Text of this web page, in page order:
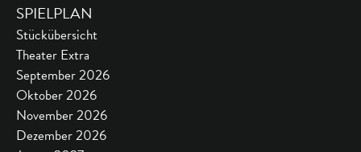
SPIELPLAN
Stückübersicht
Theater Extra
September 2026
Oktober 2026
November 2026
Dezember 2026